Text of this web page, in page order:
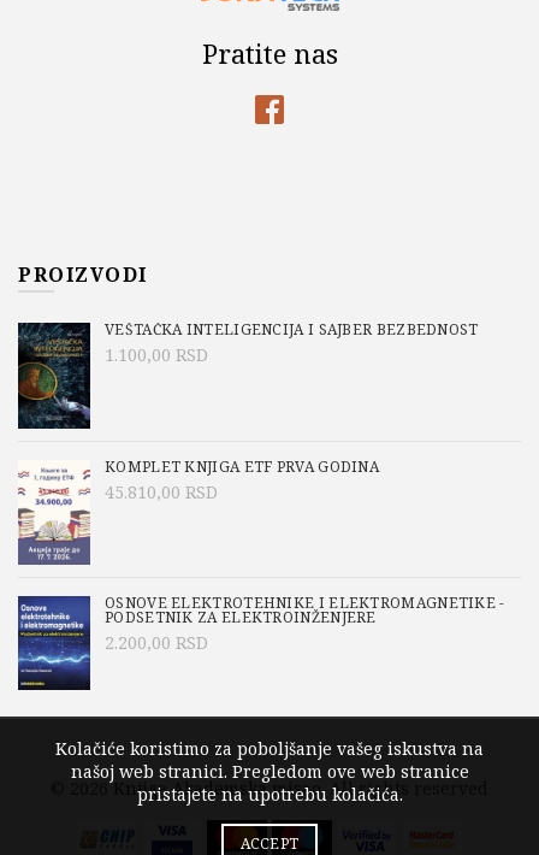
Pratite nas
PROIZVODI
VEŠTAČKA INTELIGENCIJA I SAJBER BEZBEDNOST
1.100,00 RSD
KOMPLET KNJIGA ETF PRVA GODINA
45.810,00 RSD
OSNOVE ELEKTROTEHNIKE I ELEKTROMAGNETIKE -
PODSETNIK ZA ELEKTROINŽENJERE
2.200,00 RSD
© 2026 Knjige Akademska misao. All rights reserved
Kolačiće koristimo za poboljšanje vašeg iskustva na
našoj web stranici. Pregledom ove web stranice
pristajete na upotrebu kolačića.
ACCEPT